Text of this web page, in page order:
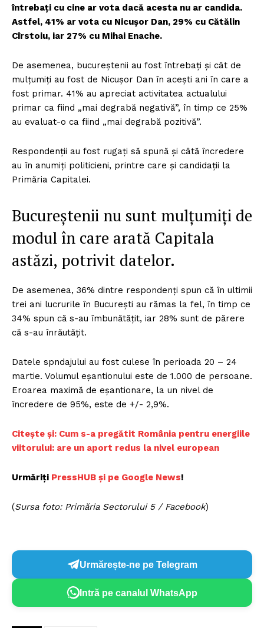
întrebați cu cine ar vota dacă acesta nu ar candida.
Astfel, 41% ar vota cu Nicușor Dan, 29% cu Cătălin
Cîrstoiu, iar 27% cu Mihai Enache.
De asemenea, bucureștenii au fost întrebați și cât de
mulțumiți au fost de Nicușor Dan în acești ani în care a
fost primar. 41% au apreciat activitatea actualului
primar ca fiind „mai degrabă negativă”, în timp ce 25%
au evaluat-o ca fiind „mai degrabă pozitivă”.
Respondenții au fost rugați să spună și câtă încredere
au în anumiți politicieni, printre care și candidații la
Primăria Capitalei.
Bucureștenii nu sunt mulțumiți de
modul în care arată Capitala
astăzi, potrivit datelor.
De asemenea, 36% dintre respondenți spun că în ultimii
trei ani lucrurile în București au rămas la fel, în timp ce
34% spun că s-au îmbunătățit, iar 28% sunt de părere
că s-au înrăutățit.
Datele spndajului au fost culese în perioada 20 – 24
martie. Volumul eșantionului este de 1.000 de persoane.
Eroarea maximă de eșantionare, la un nivel de
încredere de 95%, este de +/- 2,9%.
Citește și: Cum s-a pregătit România pentru energiile
viitorului: are un aport redus la nivel european
Urmăriți PressHUB și pe Google News!
(Sursa foto: Primăria Sectorului 5 / Facebook)
Urmărește-ne pe Telegram
Intră pe canalul WhatsApp